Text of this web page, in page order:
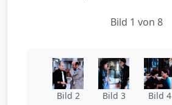
Bild 1 von 8
Bild 2 Bild 3 Bild 4